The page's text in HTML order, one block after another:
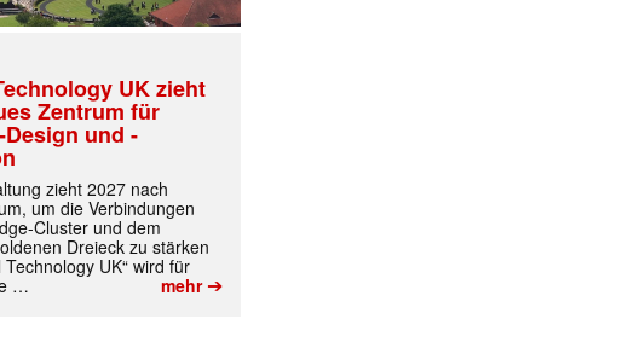
UK zieht
Zentrum für
Design und -
zieht 2027 nach
um die Verbindungen
Cluster und dem
Dreieck zu stärken
Technology UK“ wird für
…
mehr➔